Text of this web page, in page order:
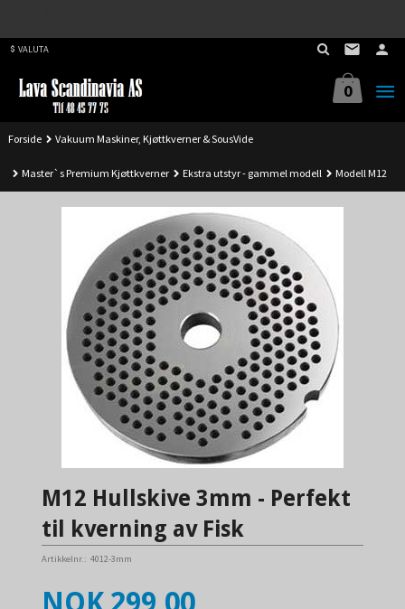
VALUTA
0
Forside Vakuum Maskiner, Kjøttkverner & SousVide
Master`s Premium Kjøttkverner Ekstra utstyr - gammel modell Modell M12
M12 Hullskive 3mm - Perfekt
til kverning av Fisk
Artikkelnr.: 4012-3mm
Pris